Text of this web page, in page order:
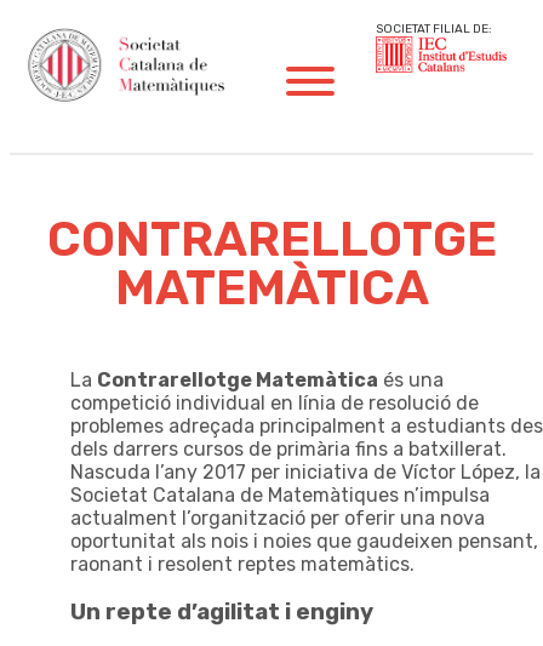
SOCIETAT FILIAL DE:
CONTRARELLOTGE
MATEMÀTICA
La Contrarellotge Matemàtica és una
competició individual en línia de resolució de
problemes adreçada principalment a estudiants des
dels darrers cursos de primària fins a batxillerat.
Nascuda l’any 2017 per iniciativa de Víctor López, la
Societat Catalana de Matemàtiques n’impulsa
actualment l’organització per oferir una nova
oportunitat als nois i noies que gaudeixen pensant,
raonant i resolent reptes matemàtics.
Un repte d’agilitat i enginy